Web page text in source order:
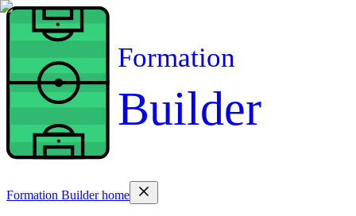
Formation
Builder
Formation Builder home